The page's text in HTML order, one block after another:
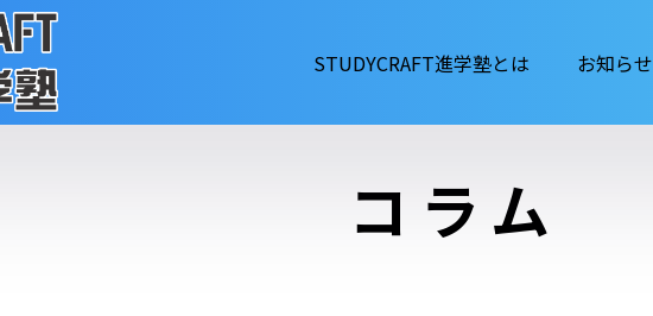
STUDYCRAFT進学塾とは お知らせ
コラム